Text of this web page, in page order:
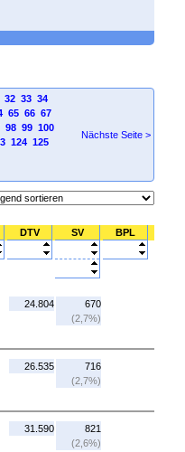
32 33 34
65 66 67
98 99 100
124 125
Nächste Seite >
DTV SV BPL
24.804
670
(2,7%)
26.535
716
(2,7%)
31.590
821
(2,6%)